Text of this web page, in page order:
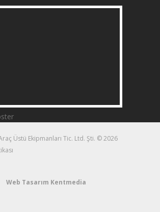
Üstü Ekipmanları Tic. Ltd. Şti. © 2026
Web Tasarım Kentmedia